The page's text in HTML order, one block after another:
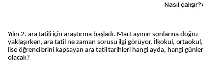
Nasıl çalışır?›
Yılın 2. ara tatili için araştırma başladı. Mart ayının sonlarına doğru
yaklaşırken, ara tatil ne zaman sorusu ilgi görüyor. İlkokul, ortaokul,
lise öğrencilerini kapsayan ara tatil tarihleri hangi ayda, hangi günler
olacak?